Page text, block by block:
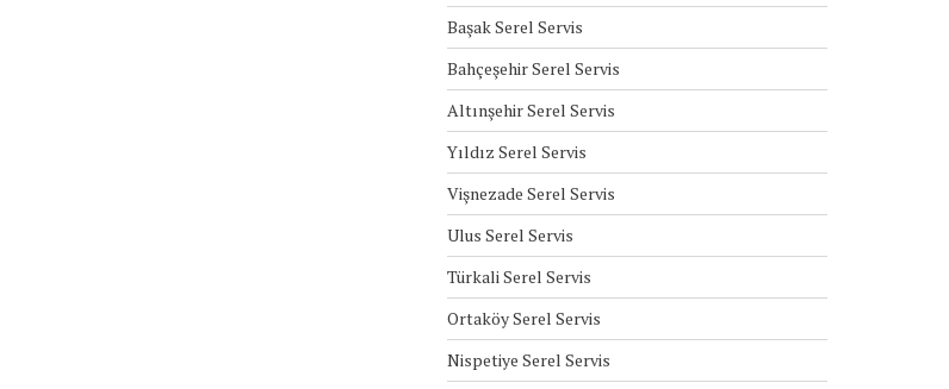
Başak Serel Servis
Bahçeşehir Serel Servis
Altınşehir Serel Servis
Yıldız Serel Servis
Vişnezade Serel Servis
Ulus Serel Servis
Türkali Serel Servis
Ortaköy Serel Servis
Nispetiye Serel Servis